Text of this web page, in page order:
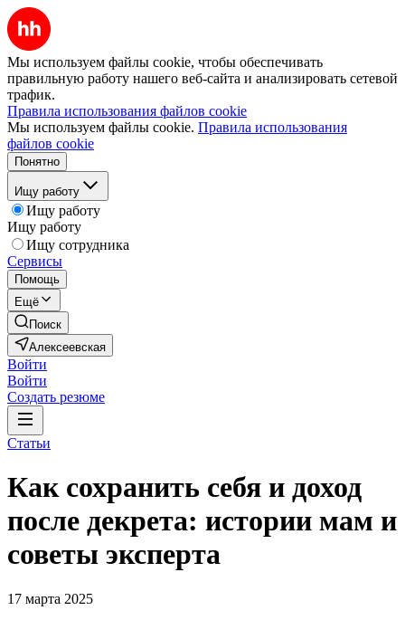
Мы используем файлы cookie, чтобы обеспечивать
правильную работу нашего веб-сайта и анализировать сетевой
трафик.
Правила использования файлов cookie
Мы используем файлы cookie. Правила использования
файлов cookie
Понятно
Ищу работу
Ищу работу
Ищу работу
Ищу сотрудника
Сервисы
Помощь
Ещё
Поиск
Алексеевская
Войти
Войти
Создать резюме
Статьи
Как сохранить себя и доход
после декрета: истории мам и
советы эксперта
17 марта 2025